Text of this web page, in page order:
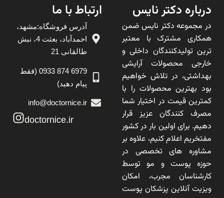
درباره دکتر نایس
در مجموعه دکتر نایس ضمن
همکاری مشترک با معتبر
ترین تولیدکنندگان داخلی و
خارجی محصولات آرایشی
بهداشتی، در تلاش خواهیم
بود بهترین محصولات را با
کمترین قیمت در اختیار شما
مصرف کنندگان عزیز قرار
دهیم. برای اولین بار در کشور
مفتخریم اعلام کنیم، علاوه بر
مشاوره های تخصصی در
حوزه پوست و مو توسط
کارشناسان مجرب، امکان
ویزیت آنلاین پزشکان پوست
ارتباط با ما
آدرس فروشگاه:مشهد،
احمدآباد، بعثت 4، نبش
طالقانی 21
6979 874 0933 (فقط
پیام دهید)
info@doctornice.ir
doctornice.ir